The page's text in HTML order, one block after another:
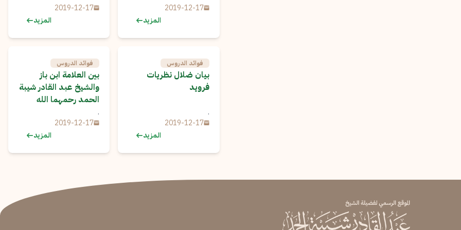
2019-12-17
المزيد
2019-12-17
المزيد
فوائد الدروس
بيان ضلال نظريات
فرويد
.
2019-12-17
المزيد
فوائد الدروس
بين العلامة ابن باز
والشيخ عبد القادر شيبة
الحمد رحمهما الله
.
2019-12-17
المزيد